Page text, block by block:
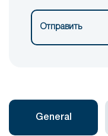
Отправить
General